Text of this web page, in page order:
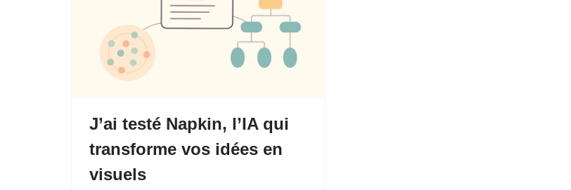
J’ai testé Napkin, l’IA qui
transforme vos idées en
visuels